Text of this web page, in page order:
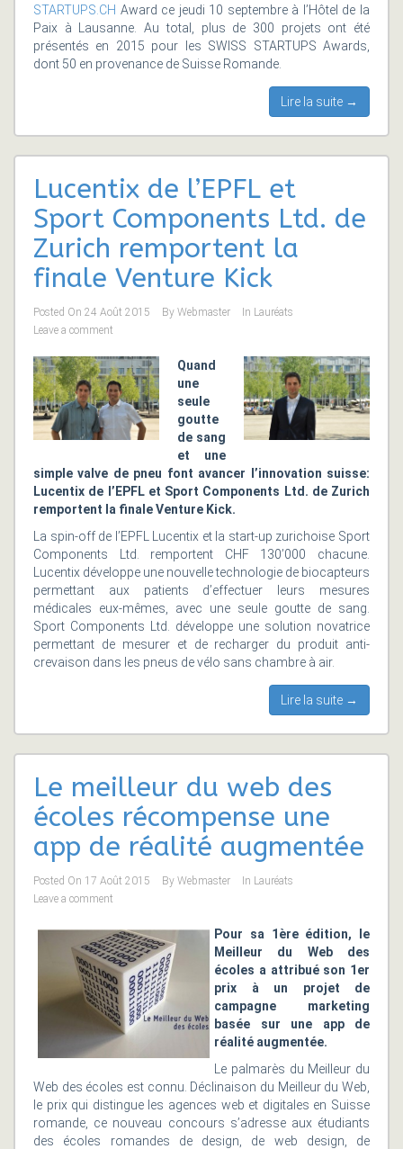
STARTUPS.CH Award ce jeudi 10 septembre à l’Hôtel de la
Paix à Lausanne. Au total, plus de 300 projets ont été
présentés en 2015 pour les SWISS STARTUPS Awards,
dont 50 en provenance de Suisse Romande.
Lire la suite →
Lucentix de l’EPFL et
Sport Components Ltd. de
Zurich remportent la
finale Venture Kick
Posted On 24 Août 2015 By Webmaster In Lauréats
Leave a comment
Quand
une
seule
goutte
de sang
et une
simple valve de pneu font avancer l’innovation suisse:
Lucentix de l’EPFL et Sport Components Ltd. de Zurich
remportent la finale Venture Kick.
La spin-off de l’EPFL Lucentix et la start-up zurichoise Sport
Components Ltd. remportent CHF 130’000 chacune.
Lucentix développe une nouvelle technologie de biocapteurs
permettant aux patients d’effectuer leurs mesures
médicales eux-mêmes, avec une seule goutte de sang.
Sport Components Ltd. développe une solution novatrice
permettant de mesurer et de recharger du produit anti-
crevaison dans les pneus de vélo sans chambre à air.
Lire la suite →
Le meilleur du web des
écoles récompense une
app de réalité augmentée
Posted On 17 Août 2015 By Webmaster In Lauréats
Leave a comment
Pour sa 1ère édition, le
Meilleur du Web des
écoles a attribué son 1er
prix à un projet de
campagne marketing
basée sur une app de
réalité augmentée.
Le palmarès du Meilleur du
Web des écoles est connu. Déclinaison du Meilleur du Web,
le prix qui distingue les agences web et digitales en Suisse
romande, ce nouveau concours s’adresse aux étudiants
des écoles romandes de design, de web design, de